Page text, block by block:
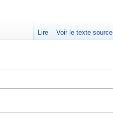
Lire Voir le texte source